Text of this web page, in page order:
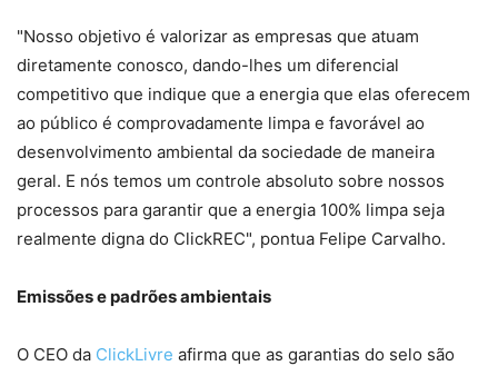
"Nosso objetivo é valorizar as empresas que atuam
diretamente conosco, dando-lhes um diferencial
competitivo que indique que a energia que elas oferecem
ao público é comprovadamente limpa e favorável ao
desenvolvimento ambiental da sociedade de maneira
geral. E nós temos um controle absoluto sobre nossos
processos para garantir que a energia 100% limpa seja
realmente digna do ClickREC", pontua Felipe Carvalho.
Emissões e padrões ambientais
O CEO da ClickLivre afirma que as garantias do selo são